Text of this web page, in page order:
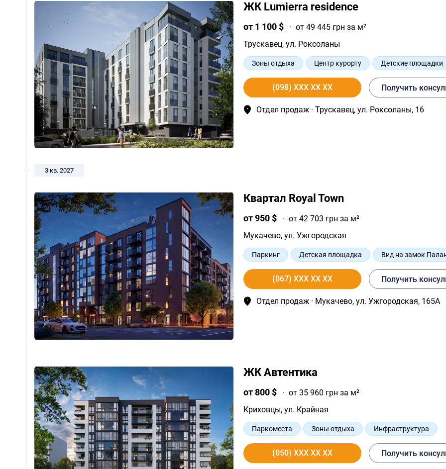
ЖК Lumierra residence
от 1 100 $ · от 49 445 грн за м²
Трускавец, ул. Роксоланы
Зоны отдыха Центр курорту
Детские площадки
Удобные планировки
Современная архитектура
(098) XXX XX XX Получить
Отдел продаж · Трускавец, ул. Роксоланы, 16
3 кв. 2027
Квартал Royal Town
от 950 $ · от 42 703 грн за м²
Мукачево, ул. Ужгородская
Паркинг Детская площадка
Вид на замок
Качественные материалы
Озелененная территория
(067) XXX XX XX Получить
Отдел продаж · Мукачево, ул. Ужгородская, 165А
ЖК Автентика
от 800 $ · от 35 960 грн за м²
Криховцы, ул. Крайная
Паркоместа Зоны отдыха
Инфраструктура
Теннисный корт
Спортивный зал
(050) XXX XX XX Получить